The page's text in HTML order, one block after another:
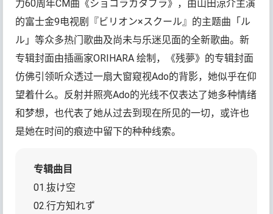
力60周年CM曲《ショコラカタブラ》，由山田涼介主演
的富士金9电视剧『ビリオン×スクール』的主题曲「ル
ル」等众多热门歌曲及尚未与乐迷见面的全新歌曲。新
专辑封面由插画家ORIHARA 绘制，《残夢》的专辑封面
仿佛引领听众透过一扇大窗窥视Ado的背影，她似乎在仰
望着什么。反射并照亮Ado的光线不仅表达了她多种情绪
和梦想，也代表了她从过去到现在所见的一切，或许也
是她在时间的痕迹中留下的种种线索。
专辑曲目
01.抜け空
02.行方知れず